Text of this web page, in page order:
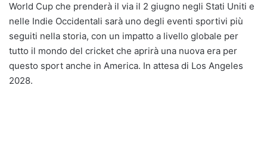
World Cup che prenderà il via il 2 giugno negli Stati Uniti e
nelle Indie Occidentali sarà uno degli eventi sportivi più
seguiti nella storia, con un impatto a livello globale per
tutto il mondo del cricket che aprirà una nuova era per
questo sport anche in America. In attesa di Los Angeles
2028.